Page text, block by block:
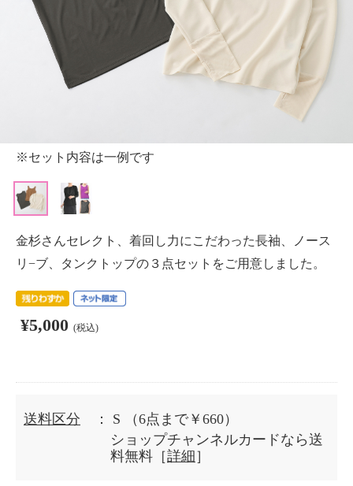
※セット内容は一例です
金杉さんセレクト、着回し力にこだわった長袖、ノース
リ−ブ、タンクトップの３点セットをご用意しました。
¥5,000 (税込)
送料区分 ： S
（6点まで￥660）
ショップチャンネルカードなら送
料無料［詳細 ］